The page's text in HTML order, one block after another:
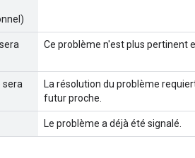
Ce problème n'est plus pertinent
sera
La résolution du problème
futur proche.
Le problème a déjà été signalé.